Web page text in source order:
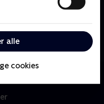
alle
cookies
af tennis fra ATP-